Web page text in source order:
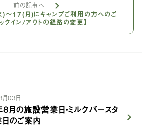
前の記事へ
17(月)にキャンプご利用の方へのご
クイン/アウトの経路の変更】
03日
の施設営業日・ミルクバースタ
日のご案内